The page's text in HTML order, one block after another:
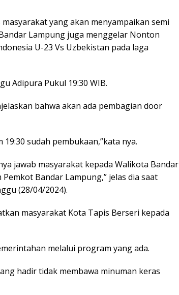
yang akan menyampaikan semi
Lampung juga menggelar Nonton
U-23 Vs Uzbekistan pada laga
Adipura Pukul 19:30 WIB.
bahwa akan ada pembagian door
sudah pembukaan,”kata nya.
jawab masyarakat kepada Walikota Bandar
Bandar Lampung,” jelas dia saat
(28/04/2024).
masyarakat Kota Tapis Berseri kepada
melalui program yang ada.
hadir tidak membawa minuman keras